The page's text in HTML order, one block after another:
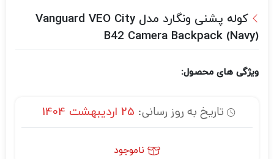
کوله پشنی ونگارد مدل Vanguard VEO City
B42 Camera Backpack (Navy)
ویژگی های محصول:
تاریخ به روز رسانی: 25 اردیبهشت 1404
ناموجود